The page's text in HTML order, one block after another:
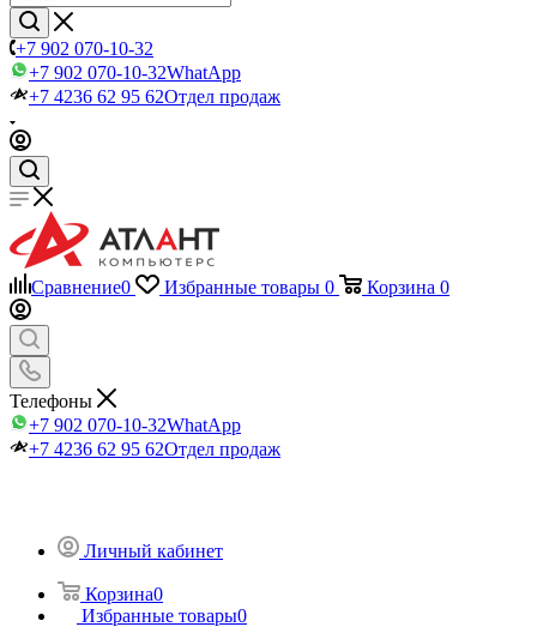
+7 902 070-10-32
+7 902 070-10-32WhatApp
+7 4236 62 95 62Отдел продаж
Сравнение0 Избранные товары 0 Корзина 0
Телефоны
+7 902 070-10-32WhatApp
+7 4236 62 95 62Отдел продаж
Личный кабинет
Корзина0
Избранные товары0